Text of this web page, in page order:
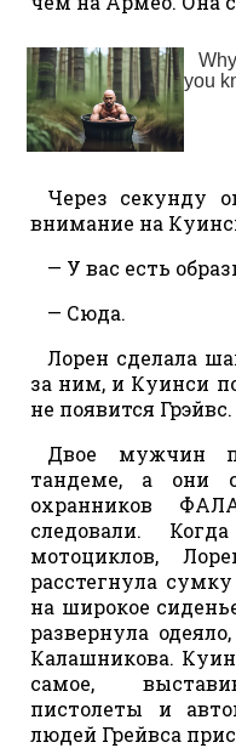
Через секунду
внимание на
— У вас есть
— Сюда.
Лорен сделала
за ним, и Куинси
не появится Грэйвс.
Двое мужчин
тандеме, а они
охранников
следовали.
мотоциклов,
расстегнула
на широкое
развернула
Калашникова.
самое,
пистолеты и
людей Грейвса